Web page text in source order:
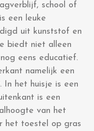
school of
een leuke
uit kunststof en
biedt niet alleen
eens educatief.
namelijk een
In het huisje is een
is een
van het
het toestel op gras